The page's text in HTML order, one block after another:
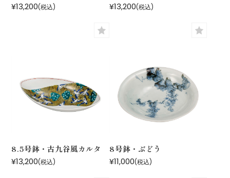
¥13,200(税込)
¥13,200(税込)
8.5号鉢・古九谷風カルタ
¥13,200(税込)
8号鉢・ぶどう
¥11,000(税込)